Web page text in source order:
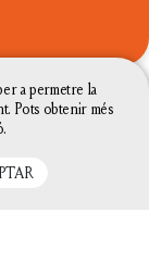
a permetre la
Pots obtenir més